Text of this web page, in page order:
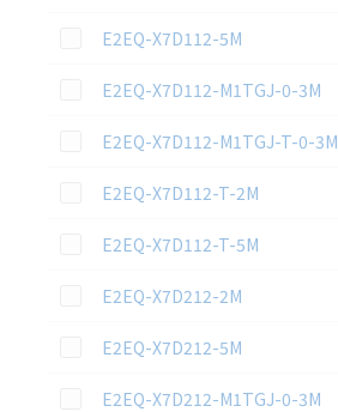
この資料を選択
E2EQ-X7D112-5M
この資料を選択
E2EQ-X7D112-M1TGJ-0-3M
この資料を選択
E2EQ-X7D112-M1TGJ-T-0-3M
この資料を選択
E2EQ-X7D112-T-2M
この資料を選択
E2EQ-X7D112-T-5M
この資料を選択
E2EQ-X7D212-2M
この資料を選択
E2EQ-X7D212-5M
この資料を選択
E2EQ-X7D212-M1TGJ-0-3M